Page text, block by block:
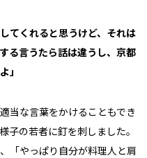
てくれると思うけど、それは
る言うたら話は違うし、京都
」
当な言葉をかけることもでき
子の若者に釘を刺しました。
「やっぱり自分が料理人と肩